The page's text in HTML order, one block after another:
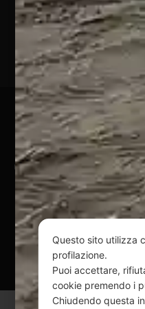
(TE)
P.Iva
01828920676
@ Copyright 2024
Andrenacci
Via G. Galilei n. 2 – 64018
Mail:
info@webpesca.it |
Questo sito è
Privacy Policy e
Questo sito utilizza
profilazione.
Puoi accettare,
cookie premendo i
Chiudendo questa